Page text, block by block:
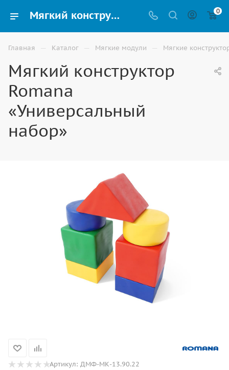
Мягкий конструктор Romana «Универсальный набор» для детей купить в Ставрополе 0
Главная — Каталог — Мягкие модули — Мягкие
Мягкий конструктор
Romana
«Универсальный
набор»
Артикул: ДМФ-МК-13.90.22